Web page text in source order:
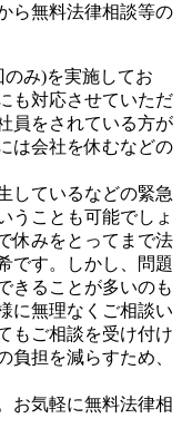
ら無料法律相談等の
み)を実施してお
も対応させていただ
員をされている方が
は会社を休むなどの
しているなどの緊急
うことも可能でしょ
休みをとってまで法
です。しかし、問題
きることが多いのも
に無理なくご相談い
もご相談を受け付け
負担を減らすため、
お気軽に無料法律相